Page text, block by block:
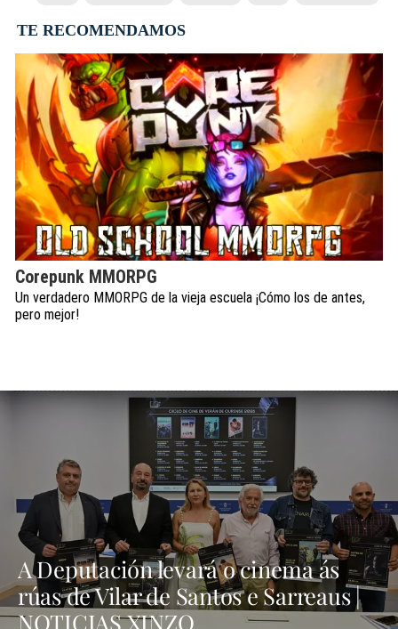
TE RECOMENDAMOS
Corepunk MMORPG
Un verdadero MMORPG de la vieja escuela ¡Cómo los de antes,
pero mejor!
A Deputación levará o cinema ás
rúas de Vilar de Santos e Sarreaus |
NOTICIAS XINZO